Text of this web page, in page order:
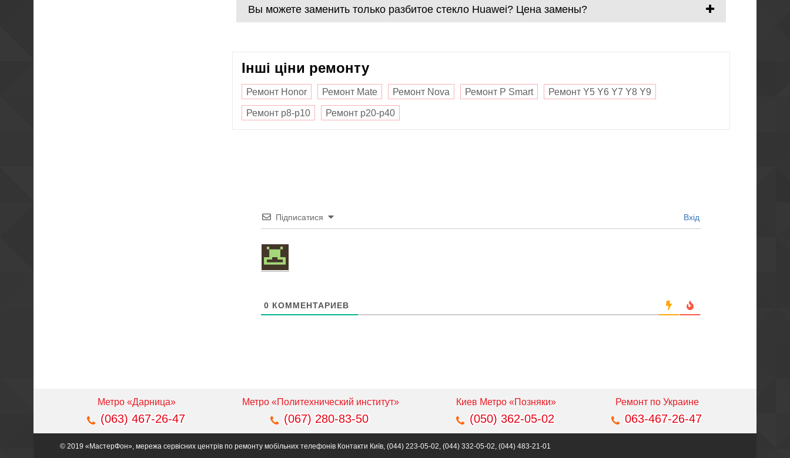
Вы можете заменить только разбитое стекло Huawei? Цена замены?
Інші ціни ремонту
Ремонт Honor Ремонт Mate Ремонт Nova Ремонт P Smart Ремонт Y5 Y6 Y7 Y8 Y9
Ремонт p8-p10 Ремонт p20-p40
Підписатися Вхід
0 КОММЕНТАРИЕВ
Метро «Дарница»
(063) 467-26-47
Метро «Политехнический институт»
(067) 280-83-50
Киев Метро «Позняки»
(050) 362-05-02
Ремонт по Украине
063-467-26-47
© 2019 «МастерФон», мережа сервісних центрів по ремонту мобільних телефонів Контакти Київ, (044) 223-05-02, (044) 332-05-02, (044) 483-21-01